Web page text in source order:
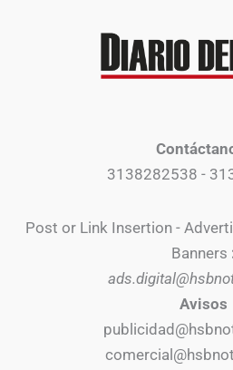
3138282538 -
Post or Link Insertion -
Banners
Avisos